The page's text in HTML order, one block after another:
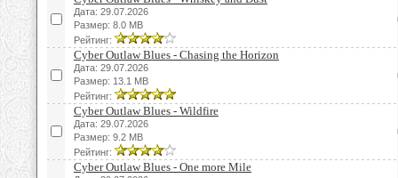
Дата: 29.07.2026
Размер: 8.0 MB
Рейтинг:
Cyber Outlaw Blues - Chasing the Horizon
Дата: 29.07.2026
Размер: 13.1 MB
Рейтинг:
Cyber Outlaw Blues - Wildfire
Дата: 29.07.2026
Размер: 9.2 MB
Рейтинг:
Cyber Outlaw Blues - One more Mile